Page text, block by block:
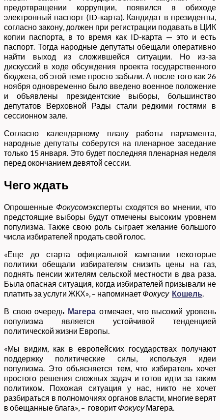
предотвращении коррупции, появился в обиходе
электронный паспорт (ID-карта). Кандидат в президенты,
согласно закону, должен при регистрации подавать в ЦИК
копии паспорта, в то время как ID-карта — это и есть
паспорт. Тогда народные депутаты обещали оперативно
найти выход из сложившейся ситуации. Но из-за
дискуссий в ходе обсуждения проекта государственного
бюджета, об этой теме просто забыли. А после того как 26
ноября одновременно было введено военное положение
и объявлены президентские выборы, большинство
депутатов Верховной Рады стали редкими гостями в
сессионном зале.
Согласно календарному плану работы парламента,
народные депутаты соберутся на пленарное заседание
только 15 января. Это будет последняя пленарная неделя
перед окончанием девятой сессии.
Чего ждать
Опрошенные Фокусомэксперты сходятся во мнении, что
предстоящие выборы будут отмечены высоким уровнем
популизма. Также свою роль сыграет желание большого
числа избирателей продать свой голос.
«Еще до старта официальной кампании некоторые
политики обещали избирателям снизить цены на газ,
поднять пенсии жителям сельской местности в два раза.
Была опасная ситуация, когда избирателей призывали не
платить за услуги ЖКХ», – напоминает Фокусу Кошель.
В свою очередь Магера отмечает, что высокий уровень
популизма является устойчивой тенденцией
политической жизни Европы.
«Мы видим, как в европейских государствах получают
поддержку политические силы, используя идеи
популизма. Это объясняется тем, что избиратель хочет
простого решения сложных задач и готов идти за таким
политиком. Похожая ситуация у нас, никто не хочет
разбираться в полномочиях органов власти, многие верят
в обещанные блага», – говорит ФокусуМагера.